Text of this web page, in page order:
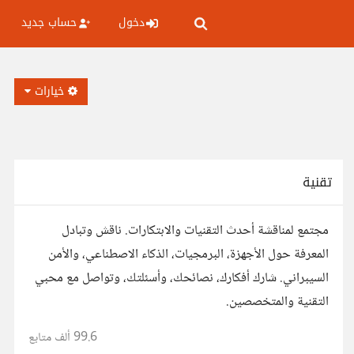
دخول حساب جديد
خيارات
تقنية
مجتمع لمناقشة أحدث التقنيات والابتكارات. ناقش وتبادل
المعرفة حول الأجهزة، البرمجيات، الذكاء الاصطناعي، والأمن
السيبراني. شارك أفكارك، نصائحك، وأسئلتك، وتواصل مع محبي
التقنية والمتخصصين.
99.6 ألف متابع